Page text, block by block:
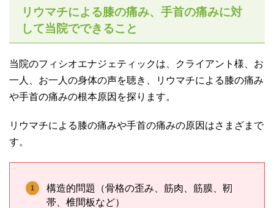
リウマチによる膝の痛み、手首の痛みに対
して当院でできること
当院のフィシオエナジェティックは、クライアント様、お
一人、お一人の身体の声を聴き、リウマチによる膝の痛み
や手首の痛みの根本原因を探ります。
リウマチによる膝の痛みや手首の痛みの原因はさまざまで
す。
構造的問題（骨格の歪み、筋肉、筋膜、靭
帯、椎間板など）